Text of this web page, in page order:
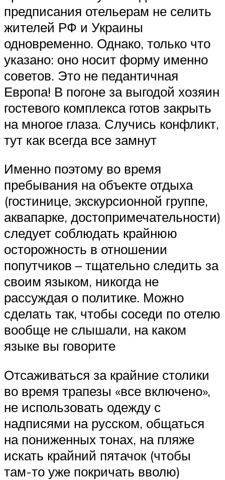
предписания отельерам не селить
жителей РФ и Украины
одновременно. Однако, только что
указано: оно носит форму именно
советов. Это не педантичная
Европа! В погоне за выгодой хозяин
гостевого комплекса готов закрыть
на многое глаза. Случись конфликт,
тут как всегда все замнут
Именно поэтому во время
пребывания на объекте отдыха
(гостинице, экскурсионной группе,
аквапарке, достопримечательности)
следует соблюдать крайнюю
осторожность в отношении
попутчиков – тщательно следить за
своим языком, никогда не
рассуждая о политике. Можно
сделать так, чтобы соседи по отелю
вообще не слышали, на каком
языке вы говорите
Отсаживаться за крайние столики
во время трапезы «все включено»,
не использовать одежду с
надписями на русском, общаться
на пониженных тонах, на пляже
искать крайний пятачок (чтобы
там-то уже покричать вволю)